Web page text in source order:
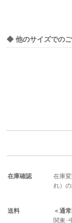
◆ 他のサイズでの
在庫確認
在庫
れ）
送料
＜通
関東･